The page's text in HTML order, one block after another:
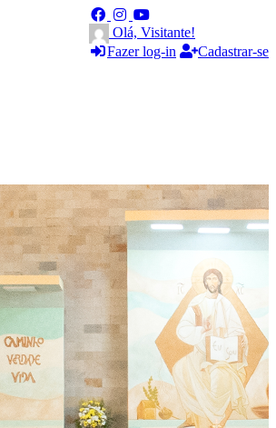
Olá, Visitante!
Fazer log-in
Cadastrar-se